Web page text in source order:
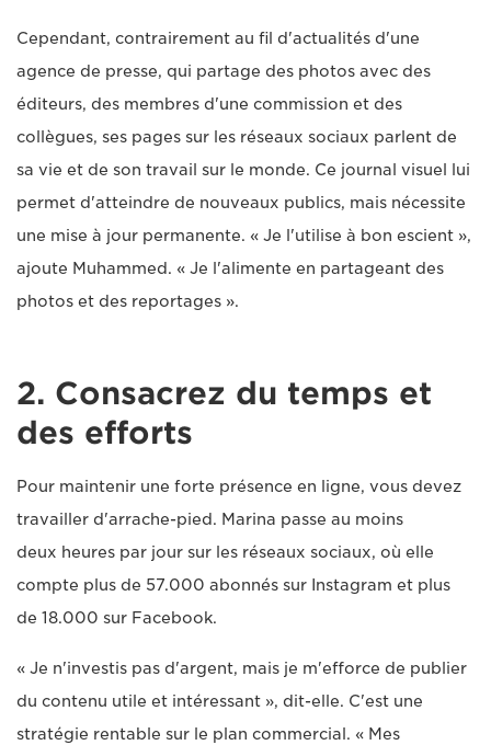
Cependant, contrairement au fil d'actualités d'une
agence de presse, qui partage des photos avec des
éditeurs, des membres d'une commission et des
collègues, ses pages sur les réseaux sociaux parlent de
sa vie et de son travail sur le monde. Ce journal visuel lui
permet d'atteindre de nouveaux publics, mais nécessite
une mise à jour permanente. « Je l'utilise à bon escient »,
ajoute Muhammed. « Je l'alimente en partageant des
photos et des reportages ».
2. Consacrez du temps et
des efforts
Pour maintenir une forte présence en ligne, vous devez
travailler d'arrache-pied. Marina passe au moins
deux heures par jour sur les réseaux sociaux, où elle
compte plus de 57.000 abonnés sur Instagram et plus
de 18.000 sur Facebook.
« Je n'investis pas d'argent, mais je m'efforce de publier
du contenu utile et intéressant », dit-elle. C'est une
stratégie rentable sur le plan commercial. « Mes